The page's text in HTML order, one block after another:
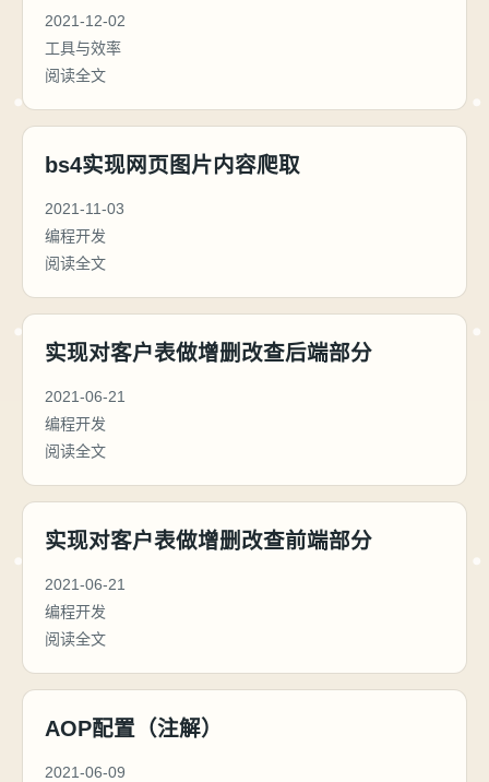
2021-12-02
工具与效率
阅读全文
bs4实现网页图片内容爬取
2021-11-03
编程开发
阅读全文
实现对客户表做增删改查后端部分
2021-06-21
编程开发
阅读全文
实现对客户表做增删改查前端部分
2021-06-21
编程开发
阅读全文
AOP配置（注解）
2021-06-09